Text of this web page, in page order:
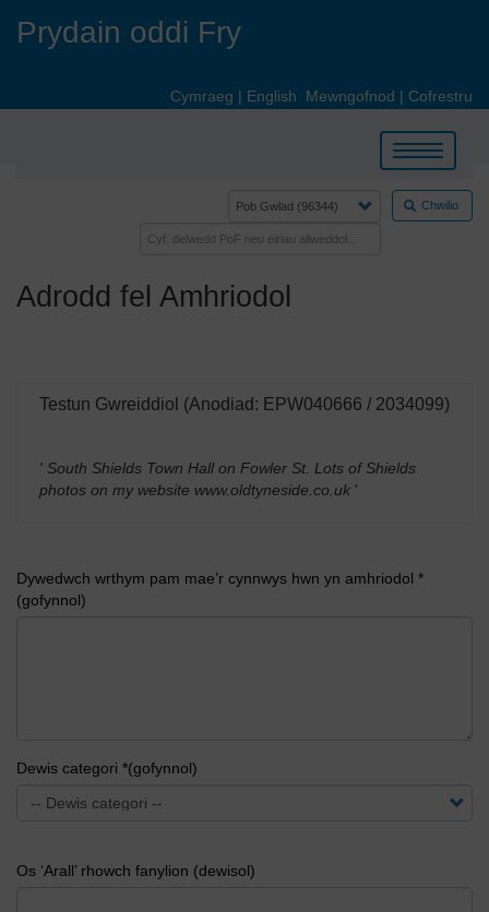
Prydain oddi Fry
Cymraeg | English Mewngofnod | Cofrestru
Toggle
navigation
Chwilio
Adrodd fel Amhriodol
Testun Gwreiddiol (Anodiad: EPW040666 / 2034099)
' South Shields Town Hall on Fowler St. Lots of Shields
photos on my website www.oldtyneside.co.uk '
Dywedwch wrthym pam mae’r cynnwys hwn yn amhriodol *
(gofynnol)
Dewis categori *(gofynnol)
Os ‘Arall’ rhowch fanylion (dewisol)